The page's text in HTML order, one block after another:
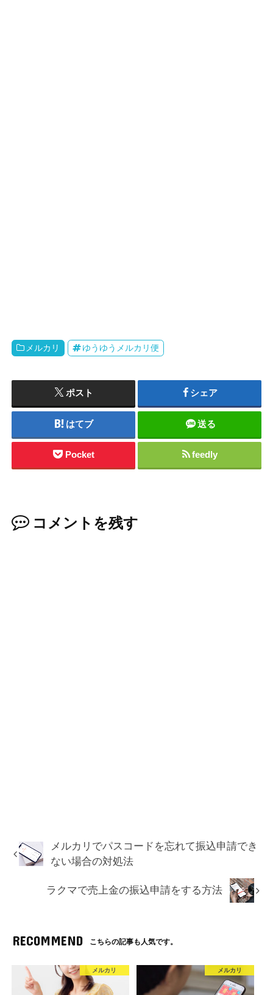
メルカリ ゆうゆうメルカリ便
ポスト シェア
はてブ 送る
Pocket feedly
コメントを残す
メルカリでパスコードを忘れて振込申請でき
ない場合の対処法
ラクマで売上金の振込申請をする方法
RECOMMEND こちらの記事も人気です。
メルカリ メルカリ